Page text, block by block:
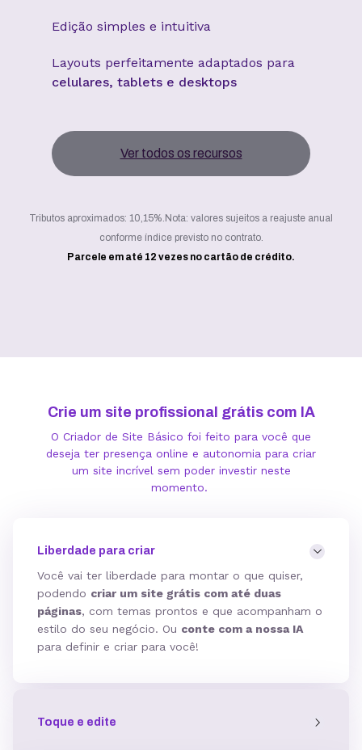
Edição simples e intuitiva
Layouts perfeitamente adaptados para
celulares, tablets e desktops
Ver todos os recursos
Tributos aproximados: 10,15%. Nota: valores sujeitos a reajuste anual
conforme índice previsto no contrato.
Parcele em até 12 vezes no cartão de crédito.
Crie um site profissional grátis com IA
O Criador de Site Básico foi feito para você que
deseja ter presença online e autonomia para criar
um site incrível sem poder investir neste
momento.
Liberdade para criar
Você vai ter liberdade para montar o que quiser,
podendo criar um site grátis com até duas
páginas, com temas prontos e que acompanham o
estilo do seu negócio. Ou conte com a nossa IA
para definir e criar para você!
Toque e edite